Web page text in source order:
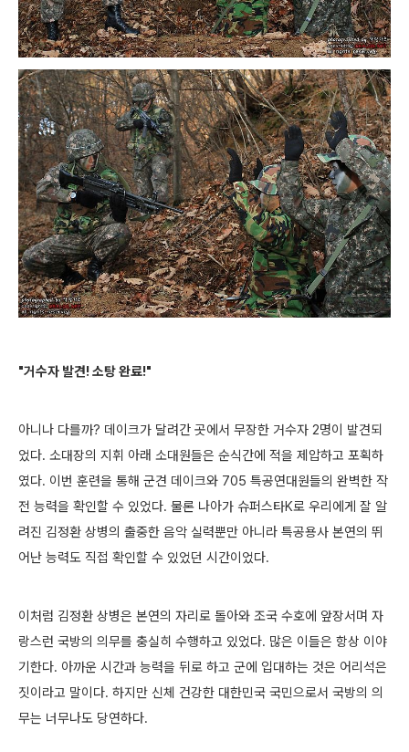
"거수자 발견! 소탕 완료!"
아니나 다를까? 데이크가 달려간 곳에서 무장한 거수자 2명이 발견되
었다. 소대장의 지휘 아래 소대원들은 순식간에 적을 제압하고 포획하
였다. 이번 훈련을 통해 군견 데이크와 705 특공연대원들의 완벽한 작
전 능력을 확인할 수 있었다. 물론 나아가 슈퍼스타K로 우리에게 잘 알
려진 김정환 상병의 출중한 음악 실력뿐만 아니라 특공용사 본연의 뛰
어난 능력도 직접 확인할 수 있었던 시간이었다.
이처럼 김정환 상병은 본연의 자리로 돌아와 조국 수호에 앞장서며 자
랑스런 국방의 의무를 충실히 수행하고 있었다. 많은 이들은 항상 이야
기한다. 아까운 시간과 능력을 뒤로 하고 군에 입대하는 것은 어리석은
짓이라고 말이다. 하지만 신체 건강한 대한민국 국민으로서 국방의 의
무는 너무나도 당연하다.